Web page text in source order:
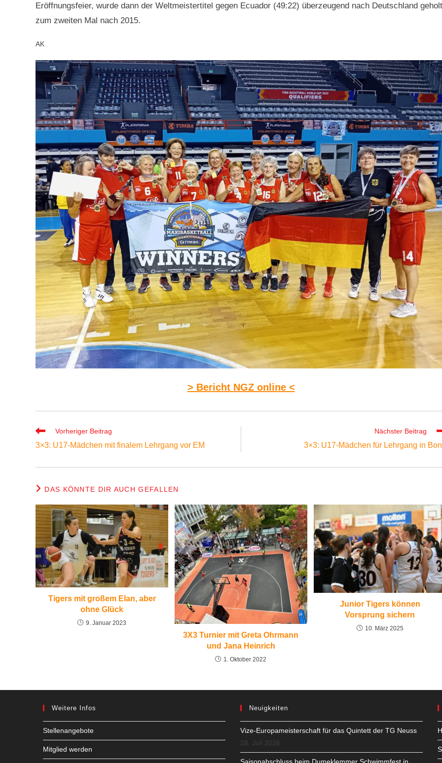
Eröffnungsfeier, wurde dann der Weltmeistertitel gegen Ecuador (49:22) überzeugend nach Deutschland
zum zweiten Mal nach 2015.
AK
> Bericht NGZ online <
Weitere
ansehen
Vorheriger Beitrag
3×3: U17-Mädchen mit finalem Lehrgang vor EM
Nächster Beitrag
3×3: U17-Mädchen für Lehrgang in
DAS KÖNNTE DIR AUCH GEFALLEN
Tigers mit großem Elan, aber
ohne Glück
9. Januar 2023
3X3 Turnier mit Greta Ohrmann
und Jana Heinrich
1. Oktober 2022
Junior Tigers können
Vorsprung sichern
10. März 2025
Weitere Infos
Stellenangebote
Mitglied werden
Neuigkeiten
Vize-Europameisterschaft für das Quintett der TG Neuss
28. Juli 2026